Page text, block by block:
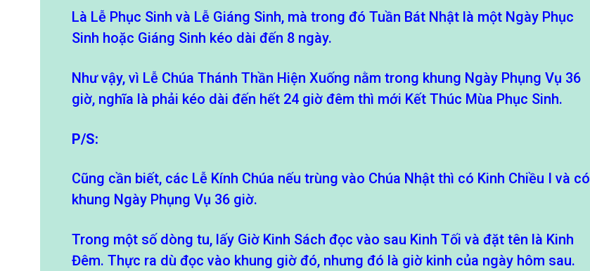
Là Lễ Phục Sinh và Lễ Giáng Sinh, mà trong đó Tuần Bát Nhật là một Ngày Phục
Sinh hoặc Giáng Sinh kéo dài đến 8 ngày.
Như vậy, vì Lễ Chúa Thánh Thần Hiện Xuống nằm trong khung Ngày Phụng Vụ 36
giờ, nghĩa là phải kéo dài đến hết 24 giờ đêm thì mới Kết Thúc Mùa Phục Sinh.
P/S:
Cũng cần biết, các Lễ Kính Chúa nếu trùng vào Chúa Nhật thì có Kinh Chiều I và có
khung Ngày Phụng Vụ 36 giờ.
Trong một số dòng tu, lấy Giờ Kinh Sách đọc vào sau Kinh Tối và đặt tên là Kinh
Đêm. Thực ra dù đọc vào khung giờ đó, nhưng đó là giờ kinh của ngày hôm sau.